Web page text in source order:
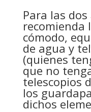
Para las
recomienda
cómodo,
de agua y
(quienes
que no
telescopios
los
dichos